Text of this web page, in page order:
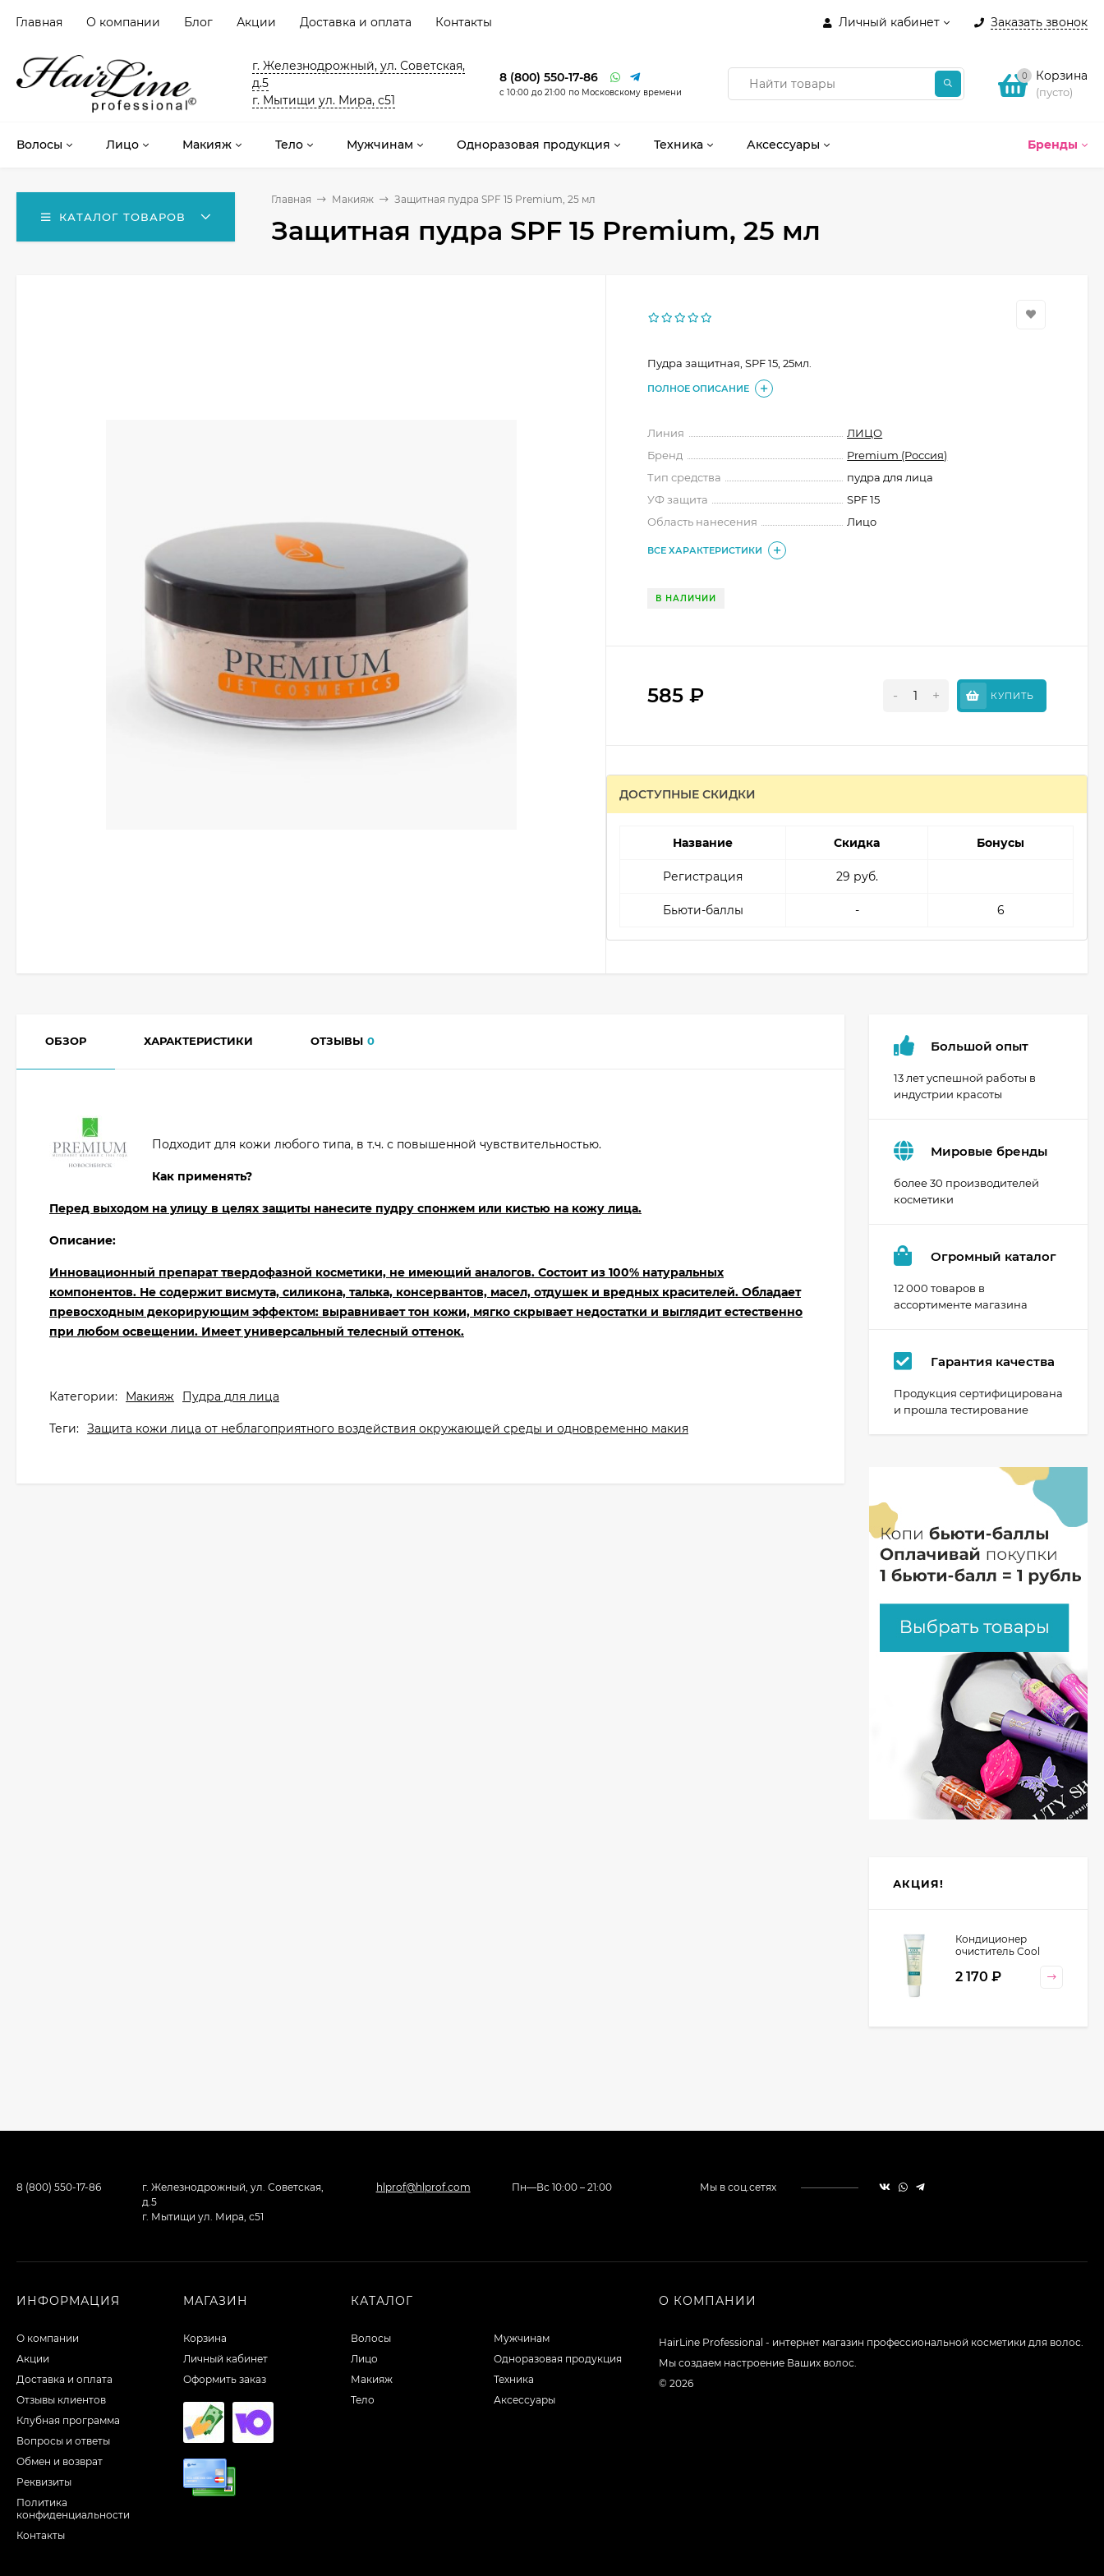
Личный кабинет Заказать звонок
Главная О компании Блог Акции Доставка и оплата Контакты
г. Железнодрожный, ул. Советская,
д.5
г. Мытищи ул. Мира, с51
8 (800) 550-17-86
с 10:00 до 21:00 по Московскому времени
0 Корзина
(пусто)
Бренды
Волосы Лицо Макияж Тело Мужчинам Одноразовая продукция Техника Аксессуары
КАТАЛОГ ТОВАРОВ
Главная Макияж Защитная пудра SPF 15 Premium, 25 мл
Защитная пудра SPF 15 Premium, 25 мл
Пудра защитная, SPF 15, 25мл.
ПОЛНОЕ ОПИСАНИЕ
Линия
ЛИЦО
Бренд
Premium (Россия)
Тип средства
пудра для лица
УФ защита
SPF 15
Область нанесения
Лицо
ВСЕ ХАРАКТЕРИСТИКИ
В НАЛИЧИИ
585₽ - + КУПИТЬ
ДОСТУПНЫЕ СКИДКИ
Название Скидка Бонусы
Регистрация 29 руб.
Бьюти-баллы - 6
ОБЗОР ХАРАКТЕРИСТИКИ ОТЗЫВЫ 0
Подходит для кожи любого типа, в т.ч. с повышенной чувствительностью.
Как применять?
Перед выходом на улицу в целях защиты нанесите пудру спонжем или кистью на кожу лица.
Описание:
Инновационный препарат твердофазной косметики, не имеющий аналогов. Состоит из 100% натуральных
компонентов. Не содержит висмута, силикона, талька, консервантов, масел, отдушек и вредных красителей. Обладает
превосходным декорирующим эффектом: выравнивает тон кожи, мягко скрывает недостатки и выглядит естественно
при любом освещении. Имеет универсальный телесный оттенок.
Категории: Макияж Пудра для лица
Теги: Защита кожи лица от неблагоприятного воздействия окружающей среды и одновременно макия
Большой опыт
13 лет успешной работы в
индустрии красоты
Мировые бренды
более 30 производителей
косметики
Огромный каталог
12 000 товаров в
ассортименте магазина
Гарантия качества
Продукция сертифицирована
и прошла тестирование
АКЦИЯ!
Кондиционер
очиститель Cool
Cosmetics, 130 гр
2 170 ₽
8 (800) 550-17-86
г. Железнодрожный, ул. Советская,
д.5
г. Мытищи ул. Мира, с51
hlprof@hlprof.com Пн—Вс 10:00 – 21:00 Мы в соц.сетях
ИНФОРМАЦИЯ
О компании
Акции
Доставка и оплата
Отзывы клиентов
Клубная программа
Вопросы и ответы
Обмен и возврат
Реквизиты
Политика
конфиденциальности
Контакты
МАГАЗИН
Корзина
Личный кабинет
Оформить заказ
КАТАЛОГ
Волосы
Лицо
Макияж
Тело
Мужчинам
Одноразовая продукция
Техника
Аксессуары
О КОМПАНИИ
HairLine Professional - интернет магазин профессиональной косметики для волос.
Мы создаем настроение Ваших волос.
© 2026